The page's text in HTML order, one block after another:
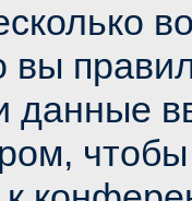
вы
данные